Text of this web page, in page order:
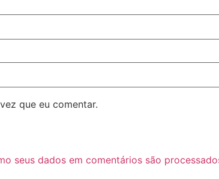
que eu comentar.
seus dados em comentários são